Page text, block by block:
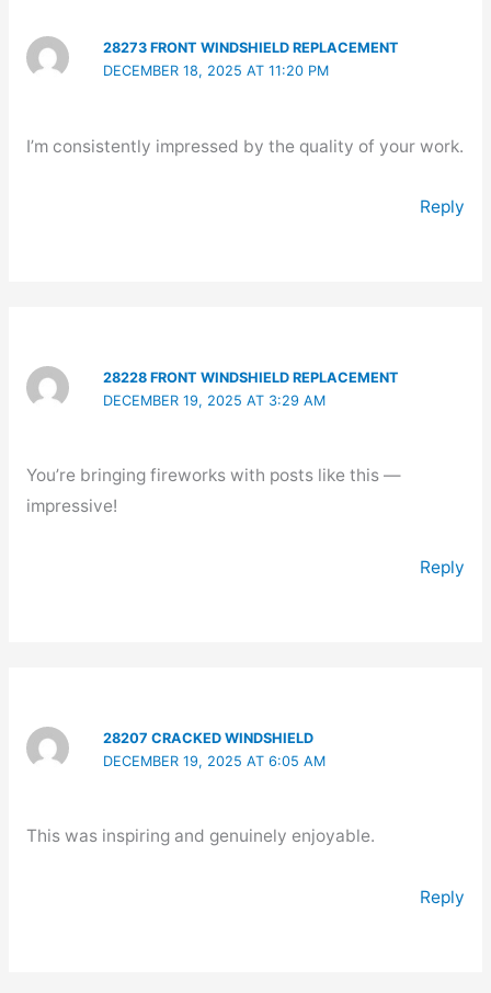
28273 FRONT WINDSHIELD REPLACEMENT
DECEMBER 18, 2025 AT 11:20 PM
I’m consistently impressed by the quality of your work.
Reply
28228 FRONT WINDSHIELD REPLACEMENT
DECEMBER 19, 2025 AT 3:29 AM
You’re bringing fireworks with posts like this —
impressive!
Reply
28207 CRACKED WINDSHIELD
DECEMBER 19, 2025 AT 6:05 AM
This was inspiring and genuinely enjoyable.
Reply